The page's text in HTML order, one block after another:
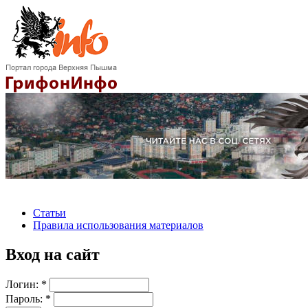
Статьи
Правила использования материалов
Вход на сайт
Логин: *
Пароль: *